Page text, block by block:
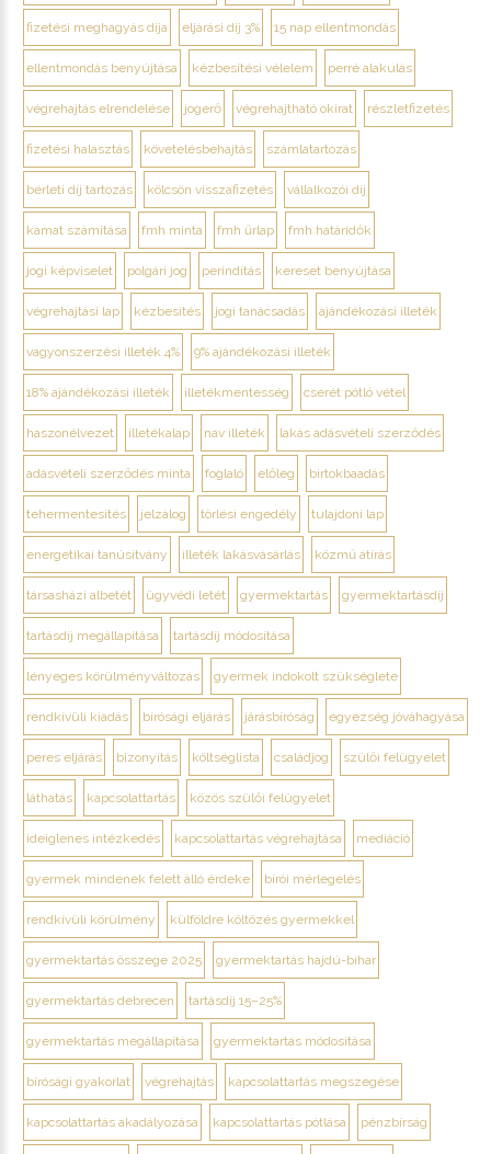
fizetési meghagyás díja eljárási díj 3% 15 nap ellentmondás
ellentmondás benyújtása kézbesítési vélelem perré alakulás
végrehajtás elrendelése jogerő végrehajtható okirat részletfizetés
fizetési halasztás követelésbehajtás számlatartozás
bérleti díj tartozás kölcsön visszafizetés vállalkozói díj
kamat számítása fmh minta fmh űrlap fmh határidők
jogi képviselet polgári jog perindítás kereset benyújtása
végrehajtási lap kézbesítés jogi tanácsadás ajándékozási illeték
vagyonszerzési illeték 4% 9% ajándékozási illeték
18% ajándékozási illeték illetékmentesség cserét pótló vétel
haszonélvezet illetékalap nav illeték lakás adásvételi szerződés
adásvételi szerződés minta foglaló előleg birtokbaadás
tehermentesítés jelzálog törlési engedély tulajdoni lap
energetikai tanúsítvány illeték lakásvásárlás közmű átírás
társasházi albetét ügyvédi letét gyermektartás gyermektartásdíj
tartásdíj megállapítása tartásdíj módosítása
lényeges körülményváltozás gyermek indokolt szükséglete
rendkívüli kiadás bírósági eljárás járásbíróság egyezség jóváhagyása
peres eljárás bizonyítás költséglista családjog szülői felügyelet
láthatás kapcsolattartás közös szülői felügyelet
ideiglenes intézkedés kapcsolattartás végrehajtása mediáció
gyermek mindenek felett álló érdeke bírói mérlegelés
rendkívüli körülmény külföldre költözés gyermekkel
gyermektartás összege 2025 gyermektartás hajdú-bihar
gyermektartás debrecen tartásdíj 15–25%
gyermektartás megállapítása gyermektartás módosítása
bírósági gyakorlat végrehajtás kapcsolattartás megszegése
kapcsolattartás akadályozása kapcsolattartás pótlása pénzbírság